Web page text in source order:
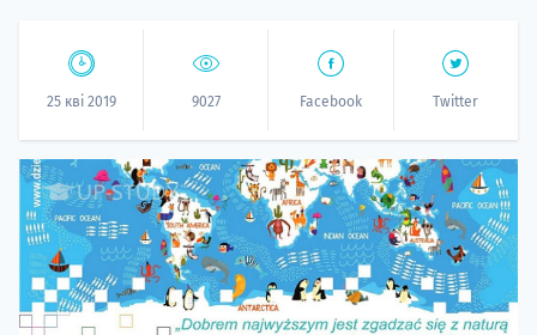
25 кві 2019 9027 Facebook Twitter